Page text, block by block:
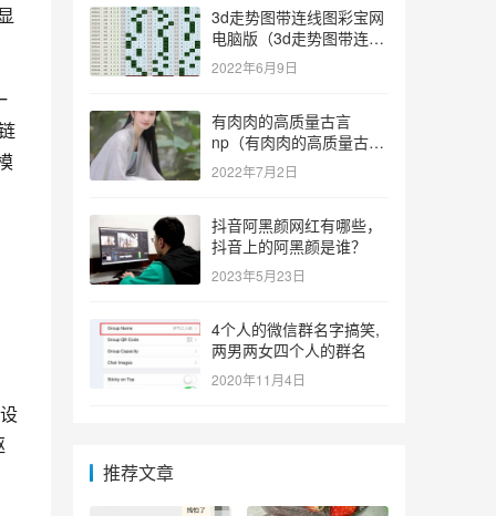
3d走势图带连线图彩宝网
电脑版（3d走势图带连线
图彩宝网手机版）
2022年6月9日
有肉肉的高质量古言
np（有肉肉的高质量古言
np推荐）
2022年7月2日
抖音阿黑颜网红有哪些，
抖音上的阿黑颜是谁？
2023年5月23日
4个人的微信群名字搞笑,
两男两女四个人的群名
2020年11月4日
推荐文章